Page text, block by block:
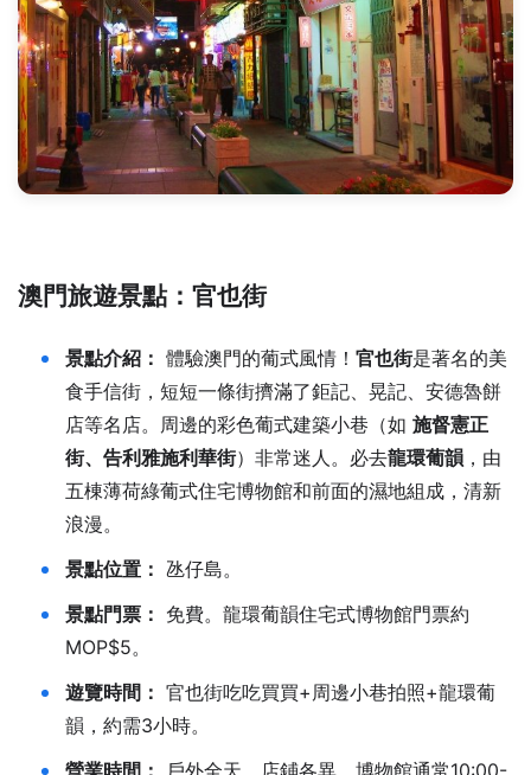
澳門旅遊景點： 官也街
景點介紹： 體驗澳門的葡式風情！ 官也街是著名的美
食手信街，短短一條街擠滿了鉅記、晃記、安德魯餅
店等名店。周邊的彩色葡式建築小巷（如 施督憲正
街、告利雅施利華街）非常迷人。必去龍環葡韻 ，由
五棟薄荷綠葡式住宅博物館和前面的濕地組成，清新
浪漫。
景點位置： 氹仔島。
景點門票： 免費。龍環葡韻住宅式博物館門票約
MOP$5。
遊覽時間： 官也街吃吃買買+周邊小巷拍照+龍環葡
韻，約需3小時。
營業時間：
戶外全天，店鋪各異，博物館通常10:00-